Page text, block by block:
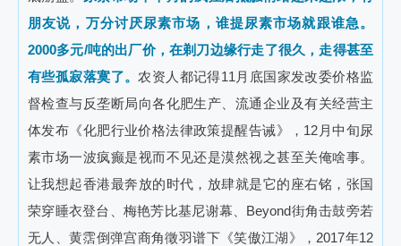
朋友说，万分讨厌尿素市场，谁提尿素市场就跟谁急。
2000多元/吨的出厂价，在剃刀边缘行走了很久，走得甚至
有些孤寂落寞了。农资人都记得11月底国家发改委价格监
督检查与反垄断局向各化肥生产、流通企业及有关经营主
体发布《化肥行业价格法律政策提醒告诫》，12月中旬尿
素市场一波疯癫是视而不见还是漠然视之甚至关俺啥事。
让我想起香港最奔放的时代，放肆就是它的座右铭，张国
荣穿睡衣登台、梅艳芳比基尼谢幕、Beyond街角击鼓旁若
无人、黄霑倒弹宫商角徵羽谱下《笑傲江湖》，2017年12